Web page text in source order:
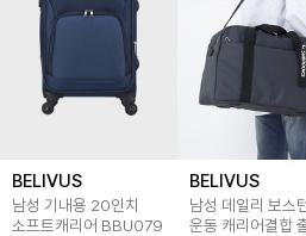
BELIVUS
남성 기내용 20인치
소프트캐리어 BBU079
BELIVUS
남성 데일리 보스
운동 캐리어결합